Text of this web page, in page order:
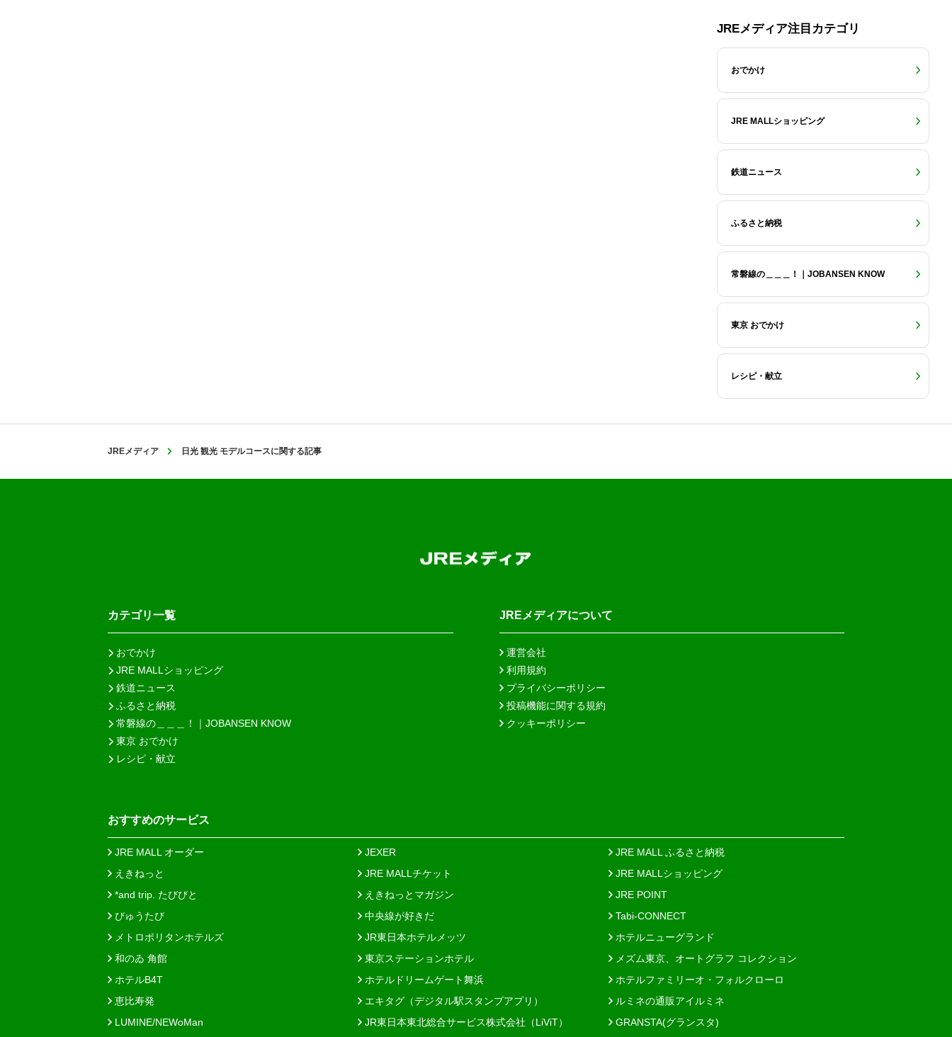
JREメディア注目カテゴリ
おでかけ
JRE MALLショッピング
鉄道ニュース
ふるさと納税
常磐線の＿＿＿！｜JOBANSEN KNOW
東京 おでかけ
レシピ・献立
JREメディア 日光 観光 モデルコースに関する記事
カテゴリ一覧
おでかけ
JRE MALLショッピング
鉄道ニュース
ふるさと納税
常磐線の＿＿＿！｜JOBANSEN KNOW
東京 おでかけ
レシピ・献立
JREメディアについて
運営会社
利用規約
プライバシーポリシー
投稿機能に関する規約
クッキーポリシー
おすすめのサービス
JRE MALL オーダー JEXER
JRE MALL ふるさと納税
えきねっと
JRE MALLチケット
JRE MALLショッピング
*and trip. たびびと
えきねっとマガジン
JRE POINT
びゅうたび
中央線が好きだ
Tabi-CONNECT
メトロポリタンホテルズ
JR東日本ホテルメッツ
ホテルニューグランド
和のゐ 角館
東京ステーションホテル
メズム東京、オートグラフ コレクション
ホテルB4T
ホテルドリームゲート舞浜
ホテルファミリーオ・フォルクローロ
恵比寿発
エキタグ（デジタル駅スタンプアプリ）
ルミネの通販アイルミネ
LUMINE/NEWoMan
JR東日本東北総合サービス株式会社（LiViT） GRANSTA(グランスタ)